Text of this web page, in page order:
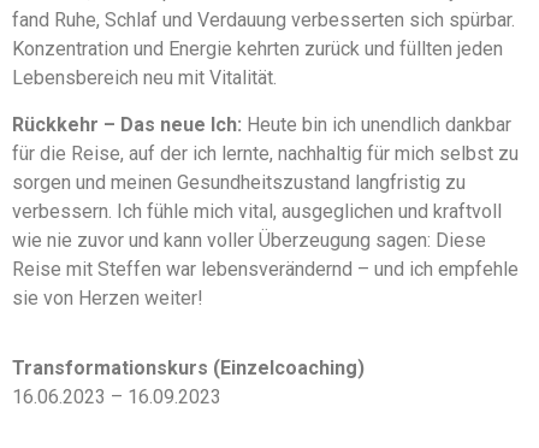
fand Ruhe, Schlaf und Verdauung verbesserten sich spürbar.
Konzentration und Energie kehrten zurück und füllten jeden
Lebensbereich neu mit Vitalität.
Rückkehr – Das neue Ich: Heute bin ich unendlich dankbar
für die Reise, auf der ich lernte, nachhaltig für mich selbst zu
sorgen und meinen Gesundheitszustand langfristig zu
verbessern. Ich fühle mich vital, ausgeglichen und kraftvoll
wie nie zuvor und kann voller Überzeugung sagen: Diese
Reise mit Steffen war lebensverändernd – und ich empfehle
sie von Herzen weiter!
Transformationskurs (Einzelcoaching)
16.06.2023 – 16.09.2023